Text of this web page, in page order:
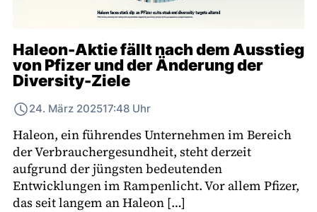
Haleon-Aktie fällt nach dem Ausstieg
von Pfizer und der Änderung der
Diversity-Ziele
24. März 202517:48 Uhr
Haleon, ein führendes Unternehmen im Bereich
der Verbrauchergesundheit, steht derzeit
aufgrund der jüngsten bedeutenden
Entwicklungen im Rampenlicht. Vor allem Pfizer,
das seit langem an Haleon […]